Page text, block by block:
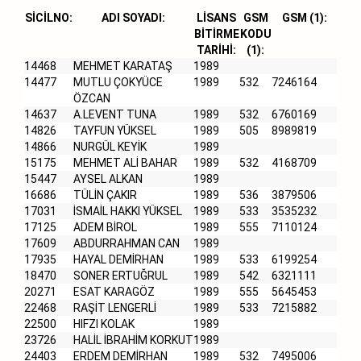
SİCİLNO: ADI SOYADI:
LİSANS
BİTİRME
TARİHİ:
GSM
KODU
(1):
GSM (1):
14468 MEHMET KARATAŞ
1989
14477
MUTLU ÇOKYÜCE
ÖZCAN
1989 532 7246164
14637 A.LEVENT TUNA 1989 532
6760169
14826
TAYFUN YÜKSEL 1989 505
8989819
14866
NURGÜL KEYİK
1989
15175
MEHMET ALİ BAHAR 1989 532
4168709
15447
AYSEL ALKAN
1989
16686
TÜLİN ÇAKIR 1989 536
3879506
17031
İSMAİL HAKKI YÜKSEL 1989 533
3535232
17125
ADEM BİROL 1989 555
7110124
17609
ABDURRAHMAN CAN
1989
17935
HAYAL DEMİRHAN 1989 533
6199254
18470
SONER ERTUĞRUL 1989 542
6321111
20271
ESAT KARAGÖZ 1989 555
5645453
22468
RAŞİT LENGERLİ 1989 533
7215882
22500
HIFZI KOLAK
1989
23726
HALİL İBRAHİM KORKUT1989
24403
ERDEM DEMİRHAN 1989 532
7495006